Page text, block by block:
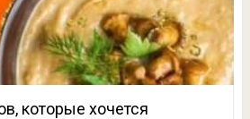
которые хочется